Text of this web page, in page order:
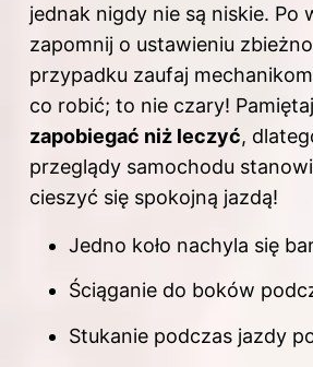
jednak nigdy nie są niskie. Po
zapomnij o ustawieniu
przypadku zaufaj
co robić; to nie czary!
zapobiegać niż leczyć,
przeglądy samochodu
cieszyć się spokojną jazdą!
Jedno koło nachyla się
Ściąganie do boków
Stukanie podczas jazdy